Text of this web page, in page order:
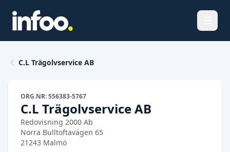
C.L Trägolvservice AB
ORG.NR: 556383-5767
C.L Trägolvservice AB
Redovisning 2000 Ab
Norra Bulltoftavägen 65
21243 Malmö